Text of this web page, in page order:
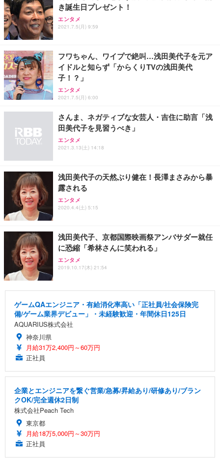
き誕生日プレゼント！
エンタメ
2021.7.5(月) 9:59
フワちゃん、ワイプで絶叫…浅田美代子を元ア
イドルと知らず「からくりTVの浅田美代
子！？」
エンタメ
2021.7.5(月) 6:00
さんま、ネガティブな女芸人・吉住に助言「浅
田美代子を見習うべき」
エンタメ
2021.3.13(土) 14:18
浅田美代子の天然ぶり健在！長澤まさみから暴
露される
エンタメ
2020.4.4(土) 5:15
浅田美代子、京都国際映画祭アンバサダー就任
に恐縮「希林さんに笑われる」
エンタメ
2019.10.17(木) 21:54
ゲームQAエンジニア・有給消化率高い「正社員/社会保険完
備/ゲーム業界デビュー」・未経験歓迎・年間休日125日
AQUARIUS株式会社
神奈川県
月給31万2,400円～60万円
正社員
企業とエンジニアを繋ぐ営業/急募/昇給あり/研修あり/ブラン
クOK/完全週休2日制
株式会社Peach Tech
東京都
月給18万5,000円～30万円
正社員